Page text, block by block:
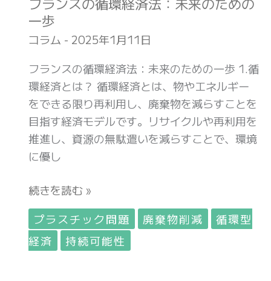
一歩
コラム - 2025年1月11日
フランスの循環経済法：未来のための一歩 1.循
環経済とは？ 循環経済とは、物やエネルギー
をできる限り再利用し、廃棄物を減らすことを
目指す経済モデルです。リサイクルや再利用を
推進し、資源の無駄遣いを減らすことで、環境
に優し
ス
の
環
経
済
法：
未
来
た
め
の
一
続きを読む »
プラスチック問題
廃棄物削減
循環型
経済
持続可能性